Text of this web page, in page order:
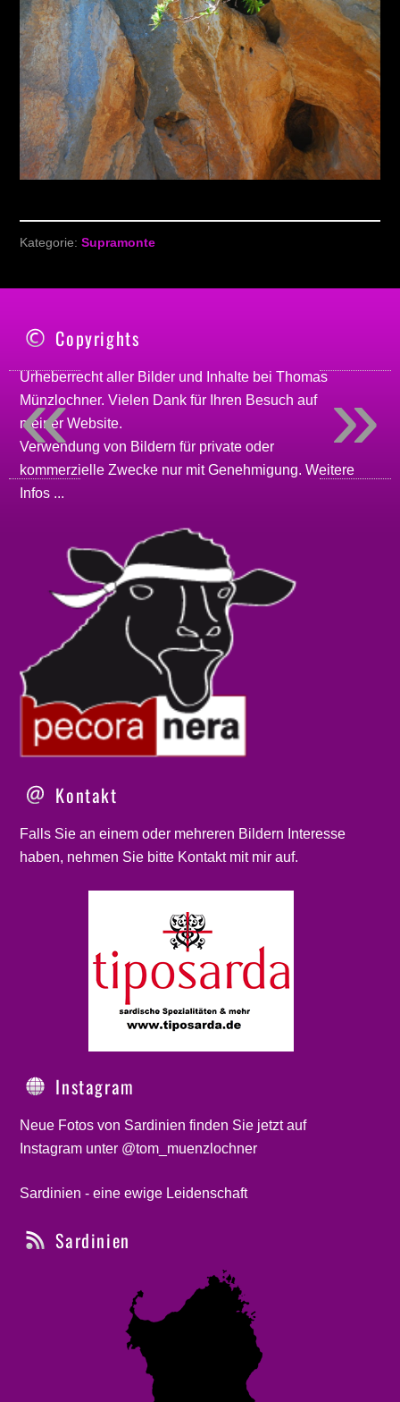
Kategorie:Supramonte
Copyrights
Urheberrecht aller Bilder und Inhalte beiThomas
Münzlochner. Vielen Dank für Ihren Besuch auf
meinerWebsite.
Verwendung von Bildern für private oder
kommerzielle Zwecke nur mit Genehmigung.Weitere
Infos ...
Kontakt
Falls Sie an einem oder mehreren Bildern Interesse
haben, nehmen Sie bitte Kontaktmit mir auf.
Instagram
Neue Fotos von Sardinien finden Sie jetzt auf
Instagram unter @tom_muenzlochner
Sardinien - eine ewige Leidenschaft
Sardinien
»
«